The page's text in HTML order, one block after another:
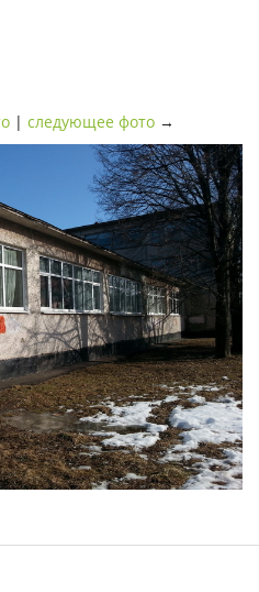
| следующее фото →